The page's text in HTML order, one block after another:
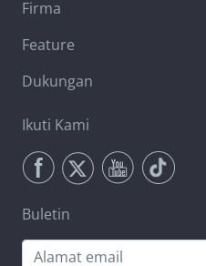
Firma
Feature
Dukungan
Ikuti Kami
Buletin